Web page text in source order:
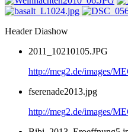
Header Diashow
2011_10210105.JPG
http://meg2.de/images/
fserenade2013.jpg
http://meg2.de/images/